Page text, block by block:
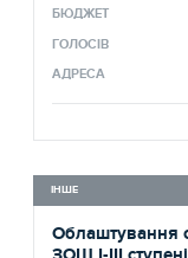
БЮДЖЕТ
ГОЛОСІВ
АДРЕСА
ІНШЕ
Облаштування